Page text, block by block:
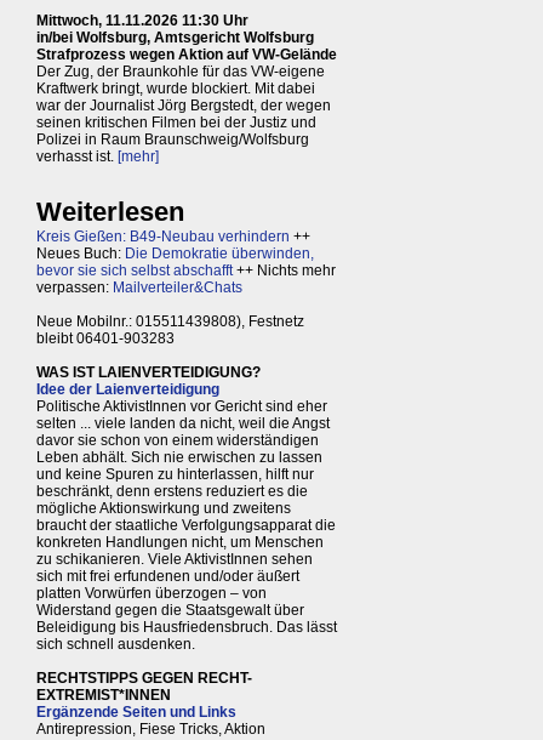
Mittwoch, 11.11.2026 11:30 Uhr
in/bei Wolfsburg, Amtsgericht Wolfsburg
Strafprozess wegen Aktion auf VW-Gelände
Der Zug, der Braunkohle für das VW-eigene
Kraftwerk bringt, wurde blockiert. Mit dabei
war der Journalist Jörg Bergstedt, der wegen
seinen kritischen Filmen bei der Justiz und
Polizei in Raum Braunschweig/Wolfsburg
verhasst ist. [mehr]
Weiterlesen
Kreis Gießen: B49-Neubau verhindern ++
Neues Buch: Die Demokratie überwinden,
bevor sie sich selbst abschafft++ Nichts mehr
verpassen: Mailverteiler&Chats
Neue Mobilnr.: 015511439808), Festnetz
bleibt 06401-903283
WAS IST LAIENVERTEIDIGUNG?
Idee der Laienverteidigung
Politische AktivistInnen vor Gericht sind eher
selten ... viele landen da nicht, weil die Angst
davor sie schon von einem widerständigen
Leben abhält. Sich nie erwischen zu lassen
und keine Spuren zu hinterlassen, hilft nur
beschränkt, denn erstens reduziert es die
mögliche Aktionswirkung und zweitens
braucht der staatliche Verfolgungsapparat die
konkreten Handlungen nicht, um Menschen
zu schikanieren. Viele AktivistInnen sehen
sich mit frei erfundenen und/oder äußert
platten Vorwürfen überzogen – von
Widerstand gegen die Staatsgewalt über
Beleidigung bis Hausfriedensbruch. Das lässt
sich schnell ausdenken.
RECHTSTIPPS GEGEN RECHT-
EXTREMIST*INNEN
Ergänzende Seiten und Links
Antirepression, Fiese Tricks, Aktion